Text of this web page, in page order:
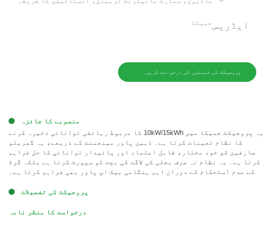
ایڈریسجمیکا
پروجیکٹ کی قیمتوں کی درخواست کریں۔
منصوبے کا جائزہ
یہ پروجیکٹ جمیکا میں 10kW/15kWh کا مربوط رہائشی توانائی ذخیرہ کرنے
کا نظام تعینات کرتا ہے۔ ذہین پاور مینجمنٹ کے ذریعے، یہ گھریلو
صارفین کو خود مختار، قابل اعتماد اور پائیدار توانائی کا حل فراہم
کرتا ہے۔ یہ نظام نہ صرف بجلی کی لاگت کی بچت کو سپورٹ کرتا ہے بلکہ گرڈ
کے عدم استحکام کے دوران اہم ہنگامی بیک اپ پاور بھی فراہم کرتا ہے۔
پروجیکٹ کی تفصیلات
درخواست کا منظر نامہ